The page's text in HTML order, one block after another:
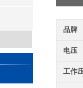
品牌
电压
工作